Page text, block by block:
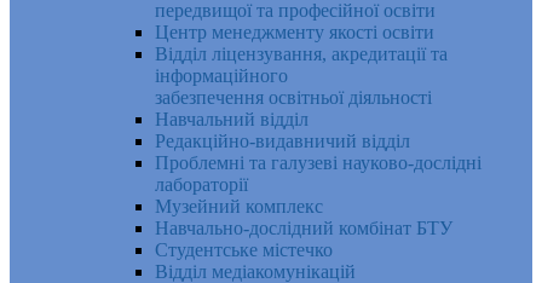
передвищої та професійної освіти
Центр менеджменту якості освіти
Відділ ліцензування, акредитації та
інформаційного
забезпечення освітньої діяльності
Навчальний відділ
Редакційно-видавничий відділ
Проблемні та галузеві науково-дослідні
лабораторії
Музейний комплекс
Навчально-дослідний комбінат БТУ
Студентське містечко
Відділ медіакомунікацій